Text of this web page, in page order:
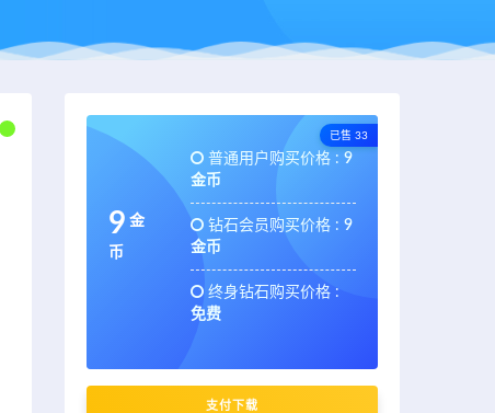
已售 33
9 金
币
普通用户购买价格 : 9
金币
钻石会员购买价格 : 9
金币
终身钻石购买价格 :
免费
支付下载